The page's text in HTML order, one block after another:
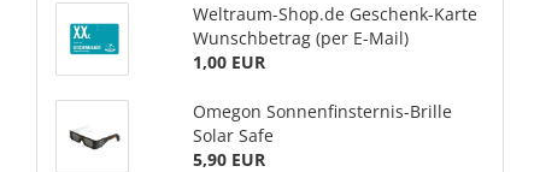
Weltraum-Shop.de Geschenk-Karte
Wunschbetrag (per E-Mail)
1,00 EUR
Omegon Sonnenfinsternis-Brille
Solar Safe
5,90 EUR